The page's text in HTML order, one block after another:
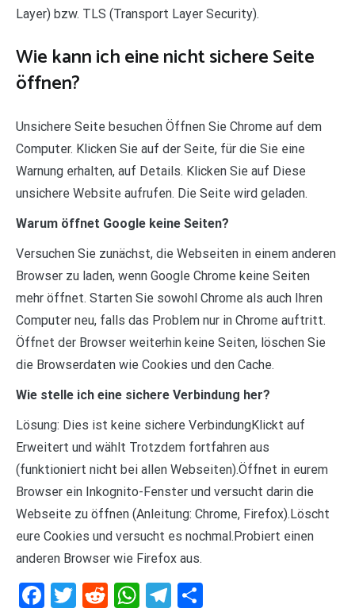
Layer) bzw. TLS (Transport Layer Security).
Wie kann ich eine nicht sichere Seite
öffnen?
Unsichere Seite besuchen Öffnen Sie Chrome auf dem
Computer. Klicken Sie auf der Seite, für die Sie eine
Warnung erhalten, auf Details. Klicken Sie auf Diese
unsichere Website aufrufen. Die Seite wird geladen.
Warum öffnet Google keine Seiten?
Versuchen Sie zunächst, die Webseiten in einem anderen
Browser zu laden, wenn Google Chrome keine Seiten
mehr öffnet. Starten Sie sowohl Chrome als auch Ihren
Computer neu, falls das Problem nur in Chrome auftritt.
Öffnet der Browser weiterhin keine Seiten, löschen Sie
die Browserdaten wie Cookies und den Cache.
Wie stelle ich eine sichere Verbindung her?
Lösung: Dies ist keine sichere VerbindungKlickt auf
Erweitert und wählt Trotzdem fortfahren aus
(funktioniert nicht bei allen Webseiten).Öffnet in eurem
Browser ein Inkognito-Fenster und versucht darin die
Webseite zu öffnen (Anleitung: Chrome, Firefox).Löscht
eure Cookies und versucht es nochmal.Probiert einen
anderen Browser wie Firefox aus.
Facebook
Twitter
RedditWhatsApp
Telegram